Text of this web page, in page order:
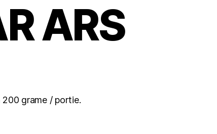
ARS
200 grame / portie.